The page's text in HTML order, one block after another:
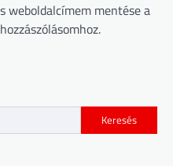
weboldalcímem mentése a
Keresés